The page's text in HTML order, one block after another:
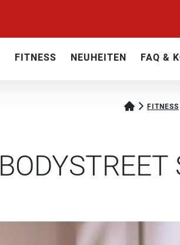
FITNESS NEUHEITEN FAQ &
FITNESS